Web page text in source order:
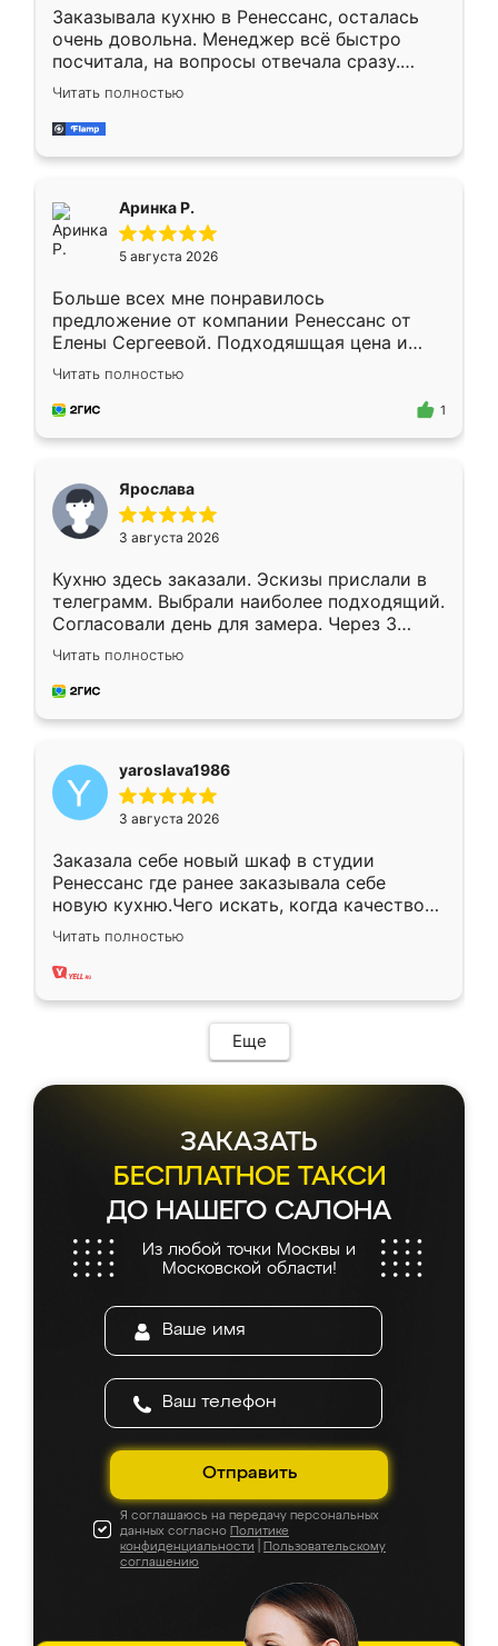
Заказывала кухню в Ренессанс, осталась
очень довольна. Менеджер всё быстро
посчитала, на вопросы отвечала сразу.
Замерщик приехал в субботу, подошёл к
делу со всей ответственностью. Собрали
за день, ребята работали аккуратно, даже
Читать полностью
Аринка Р.
5 августа 2026
Больше всех мне понравилось
предложение от компании Ренессанс от
Елены Сергеевой. Подходяшщая цена и
короткие сроки изготовления. Приехавший
для замера сотрудник Владислав
предложил по моему эскизу самый
Читать полностью
1
Ярослава
3 августа 2026
Кухню здесь заказали. Эскизы прислали в
телеграмм. Выбрали наиболее подходящий.
Согласовали день для замера. Через 3
недели кухня была уже готова. Остались
довольны работой. Спасибо Ренессанс
мебель за качественную работу!
Читать полностью
yaroslava1986
3 августа 2026
Заказала себе новый шкаф в студии
Ренессанс где ранее заказывала себе
новую кухню.Чего искать, когда качеством
вполне довольна. Служит кухня уже почти
два года, нареканий нет.
Читать полностью
Еще
ЗАКАЗАТЬ
БЕСПЛАТНОЕ ТАКСИ
ДО НАШЕГО САЛОНА
Из любой точки Москвы и
Московской области!
Отправить
Я соглашаюсь на передачу персональных
данных согласно Политике
конфиденциальности
Пользовательскому
соглашению